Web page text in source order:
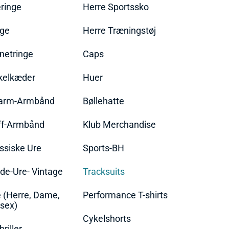
Armbånd
Armbånd
Ure
Ure- Vintage
(Herre, Dame,
Herre Sportssko
Herre Træningstøj
Caps
Huer
Bøllehatte
Klub Merchandise
Sports-BH
Tracksuits
Performance T-shirts
Cykelshorts